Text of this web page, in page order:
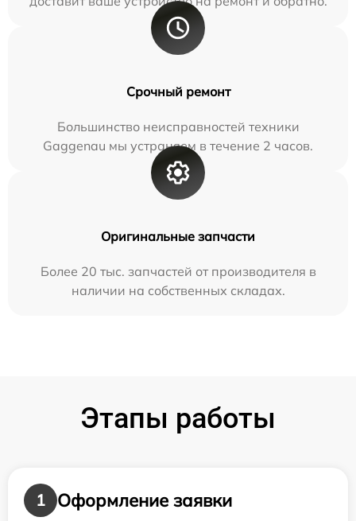
Срочный ремонт
Большинство неисправностей техники
Gaggenau мы устраняем в течение 2 часов.
Оригинальные запчасти
Более 20 тыс. запчастей от производителя в
наличии на собственных складах.
Этапы работы
1 Оформление заявки